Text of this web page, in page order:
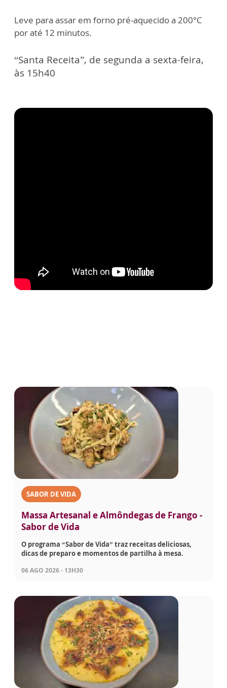
Leve para assar em forno pré-aquecido a 200°C
por até 12 minutos.
“Santa Receita”, de segunda a sexta-feira,
às 15h40
SABOR DE VIDA
Massa Artesanal e Almôndegas de Frango -
Sabor de Vida
O programa “Sabor de Vida” traz receitas deliciosas,
dicas de preparo e momentos de partilha à mesa.
06 AGO 2026 - 13H30